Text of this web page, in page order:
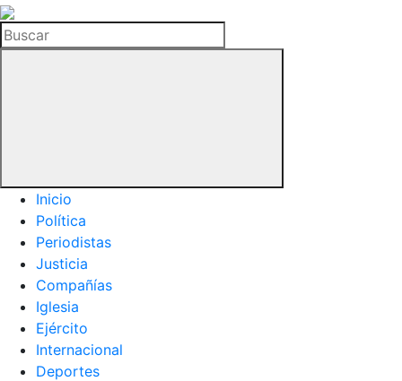
La
Hemeroteca
del
Buscar
Inicio
Política
Periodistas
Justicia
Compañías
Iglesia
Ejército
Internacional
Deportes